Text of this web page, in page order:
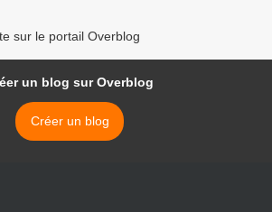
sur le portail Overblog
un blog sur Overblog
Créer un blog